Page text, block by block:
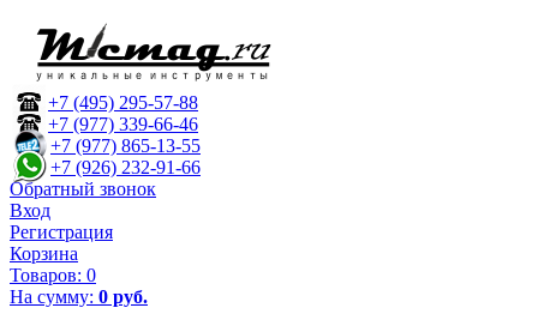
+7 (495) 295-57-88
+7 (977) 339-66-46
+7 (977) 865-13-55
+7 (926) 232-91-66
Обратный звонок
Вход
Регистрация
Корзина
Товаров: 0
На сумму: 0 руб.